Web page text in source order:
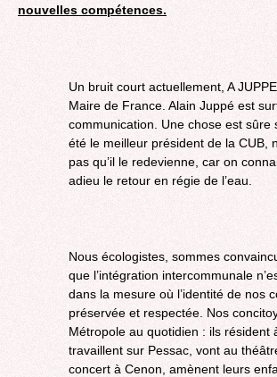
nouvelles compétences.
Un bruit court actuellement, A
Maire de France. Alain Juppé est
communication. Une chose est sûre
été le meilleur président de la CUB,
pas qu’il le redevienne, car on
adieu le retour en régie de l’eau.
Nous écologistes, sommes
que l’intégration intercommunale
dans la mesure où l’identité de nos
préservée et respectée. Nos
Métropole au quotidien : ils résident
travaillent sur Pessac, vont au
concert à Cenon, amènent leurs